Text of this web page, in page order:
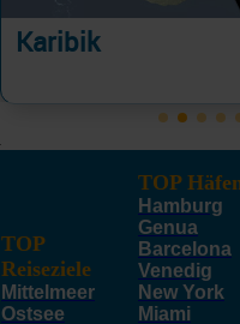
Karibik
TOP
Reiseziele
Mittelmeer
Ostsee
TOP
Hamburg
Genua
Barcelona
Venedig
New York
Miami